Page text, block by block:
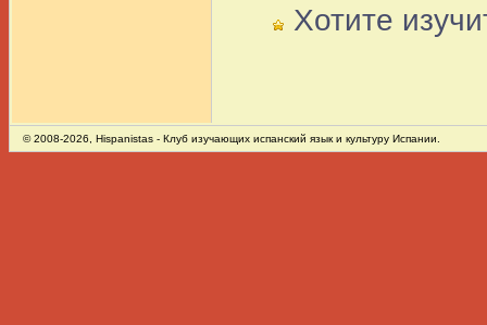
Хотите
© 2008-2026, Hispanistas - Клуб изучающих испанский язык и культуру Испании.